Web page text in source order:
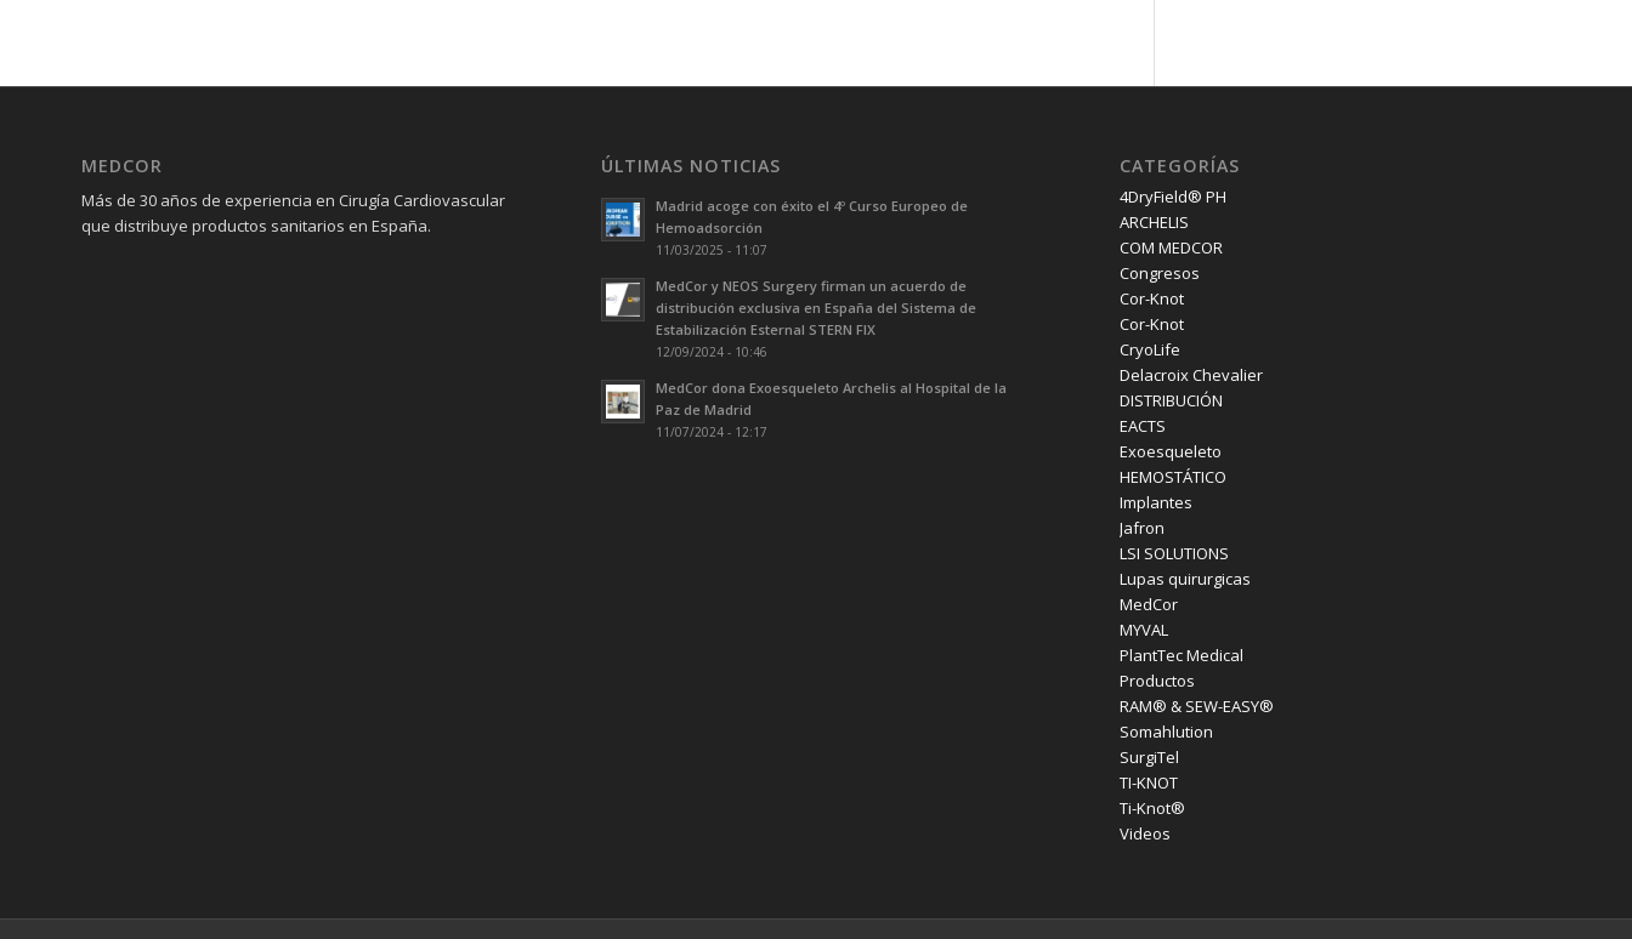
MEDCOR
Más de 30 años de experiencia en Cirugía Cardiovascular
que distribuye productos sanitarios en España.
ÚLTIMAS NOTICIAS
Madrid acoge con éxito el 4º Curso Europeo de
Hemoadsorción
11/03/2025 - 11:07
MedCor y NEOS Surgery firman un acuerdo de
distribución exclusiva en España del Sistema de
Estabilización Esternal STERN FIX
12/09/2024 - 10:46
MedCor dona Exoesqueleto Archelis al Hospital de la
Paz de Madrid
11/07/2024 - 12:17
CATEGORÍAS
4DryField® PH
ARCHELIS
COM MEDCOR
Congresos
Cor-Knot
Cor-Knot
CryoLife
Delacroix Chevalier
DISTRIBUCIÓN
EACTS
Exoesqueleto
HEMOSTÁTICO
Implantes
Jafron
LSI SOLUTIONS
Lupas quirurgicas
MedCor
MYVAL
PlantTec Medical
Productos
RAM® & SEW-EASY®
Somahlution
SurgiTel
TI-KNOT
Ti-Knot®
Videos